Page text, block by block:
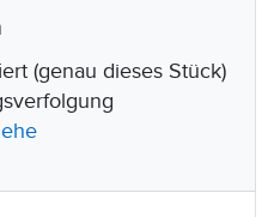
(genau dieses Stück)